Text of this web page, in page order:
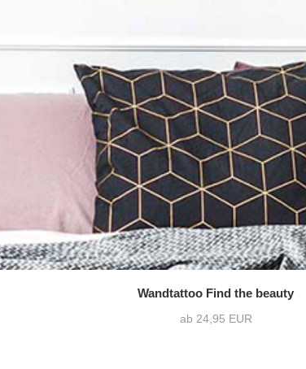
Wandtattoo Find the beauty
ab 24,95 EUR